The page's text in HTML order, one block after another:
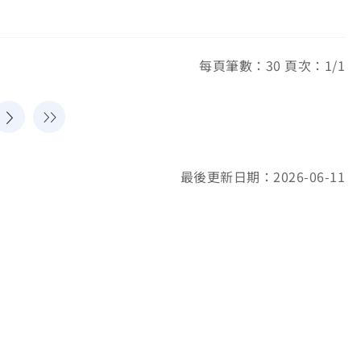
每頁筆數：30 頁次：1/1
最後更新日期：2026-06-11